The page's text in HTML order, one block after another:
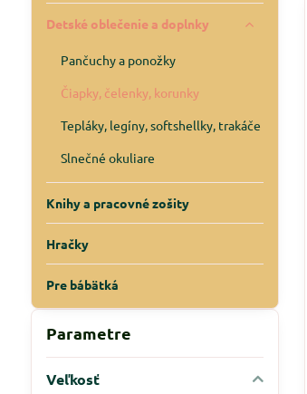
Parametre
Veľkosť
Detské oblečenie a doplnky
Pančuchy a ponožky
Čiapky, čelenky, korunky
Tepláky, legíny, softshellky, trakáče
Slnečné okuliare
Knihy a pracovné zošity
Hračky
Pre bábätká